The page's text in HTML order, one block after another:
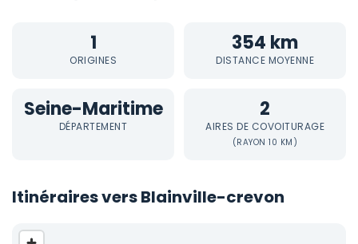
1
ORIGINES
354 km
DISTANCE MOYENNE
Seine-Maritime
DÉPARTEMENT
2
AIRES DE COVOITURAGE
(RAYON 10 KM)
Itinéraires vers Blainville-crevon